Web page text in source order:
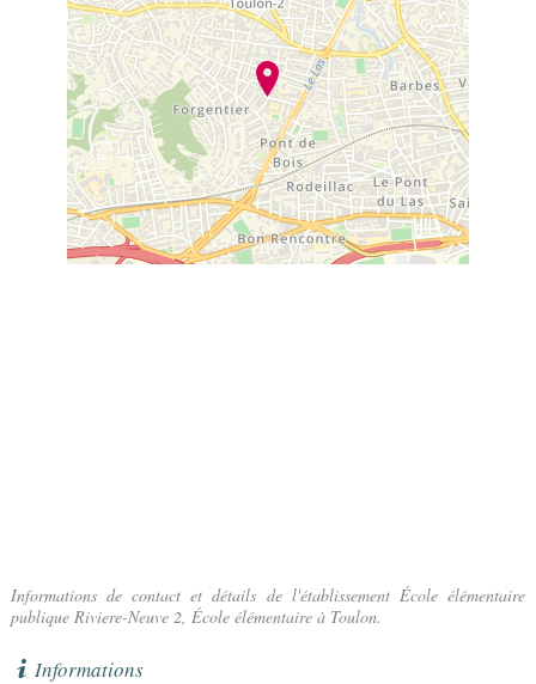
Informations de contact et détails de l'établissement École élémentaire
publique Riviere-Neuve 2, École élémentaire à Toulon.
Informations